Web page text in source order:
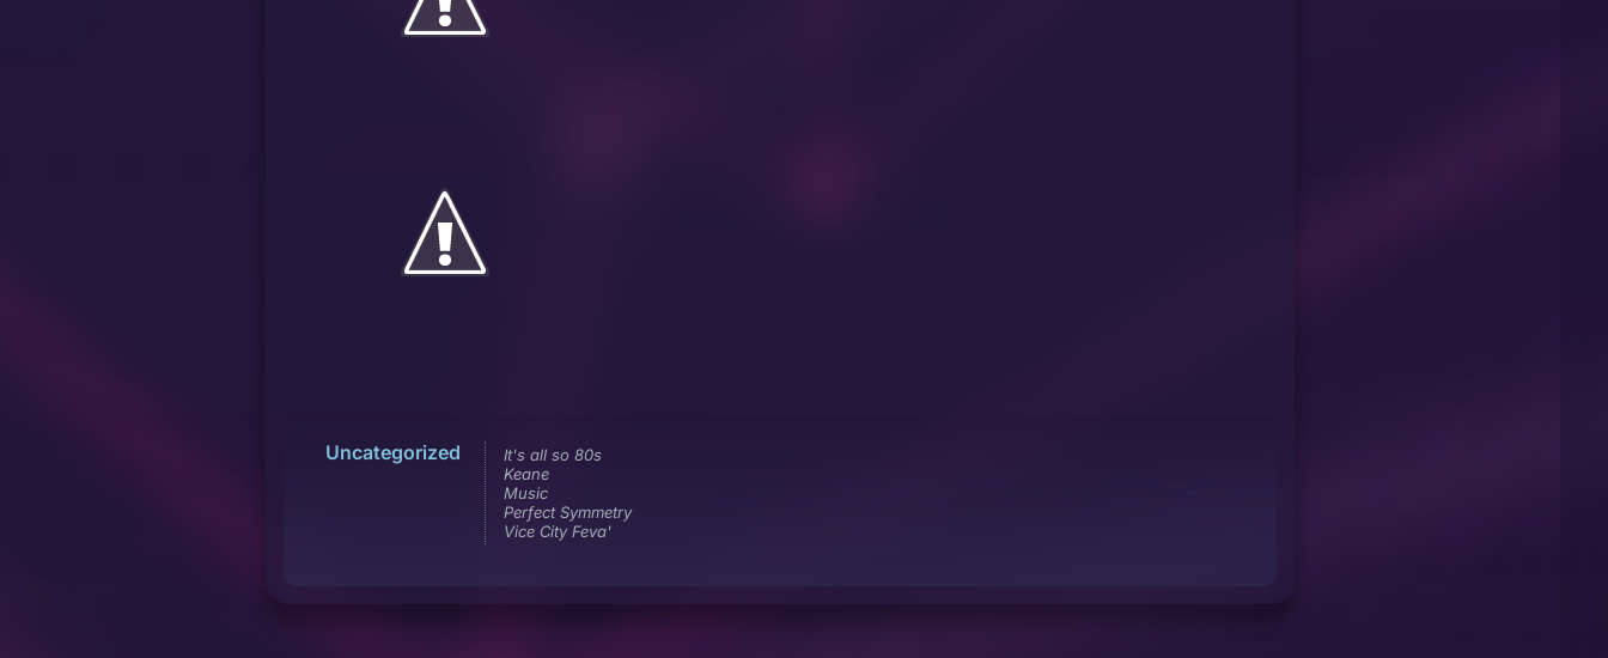
Uncategorized
It's all so 80s
Keane
Music
Perfect Symmetry
Vice City Feva'